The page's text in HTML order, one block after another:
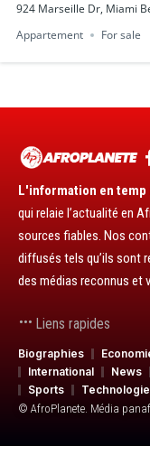
924 Marseille Dr, Miami
Appartement
For sale
L'information en temp
qui relaie l’actualité en
sources fiables. Nos
diffusés tels qu’ils sont
des médias reconnus et
Liens rapides
Biographies
International
News
Sports
Technologie
© AfroPlanete. Média